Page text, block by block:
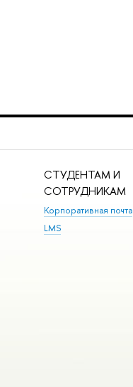
СТУДЕНТАМ И
СОТРУДНИКАМ
Корпоративная почта
LMS